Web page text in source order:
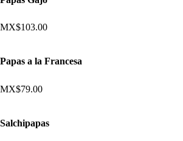
MX$103.00
Papas a la Francesa
MX$79.00
Salchipapas